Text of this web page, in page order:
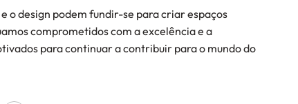
o design podem fundir-se para criar espaços
comprometidos com a excelência e a
para continuar a contribuir para o mundo do